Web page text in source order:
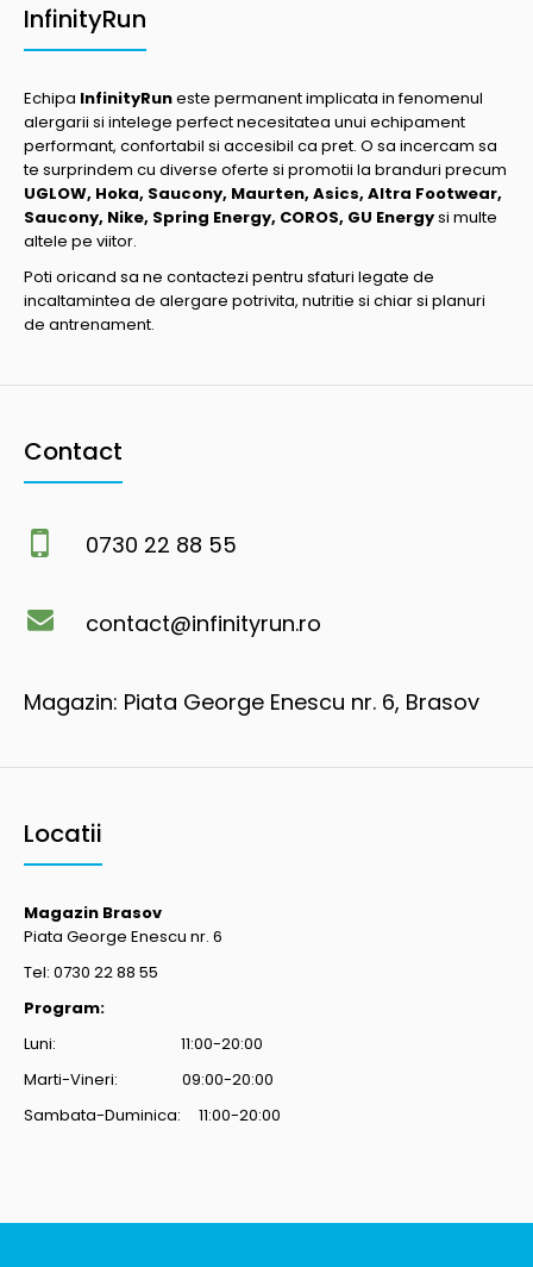
InfinityRun
Echipa InfinityRuneste permanent implicata in fenomenul
alergarii si intelege perfect necesitatea unui echipament
performant, confortabil si accesibil ca pret. O sa incercam sa
te surprindem cu diverse oferte si promotii la branduri precum
UGLOW, Hoka, Saucony, Maurten, Asics, Altra Footwear,
Saucony, Nike, Spring Energy, COROS, GU Energysi multe
altele pe viitor.
Poti oricand sa ne contactezi pentru sfaturi legate de
incaltamintea de alergare potrivita, nutritie si chiar si planuri
de antrenament.
Contact
0730 22 88 55
contact@infinityrun.ro
Magazin: Piata George Enescu nr. 6, Brasov
Locatii
Magazin Brasov
Piata George Enescu nr. 6
Tel: 0730 22 88 55
Program:
Luni: 11:00-20:00
Marti-Vineri: 09:00-20:00
Sambata-Duminica: 11:00-20:00